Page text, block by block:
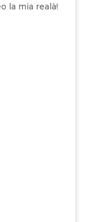
la mia realà!